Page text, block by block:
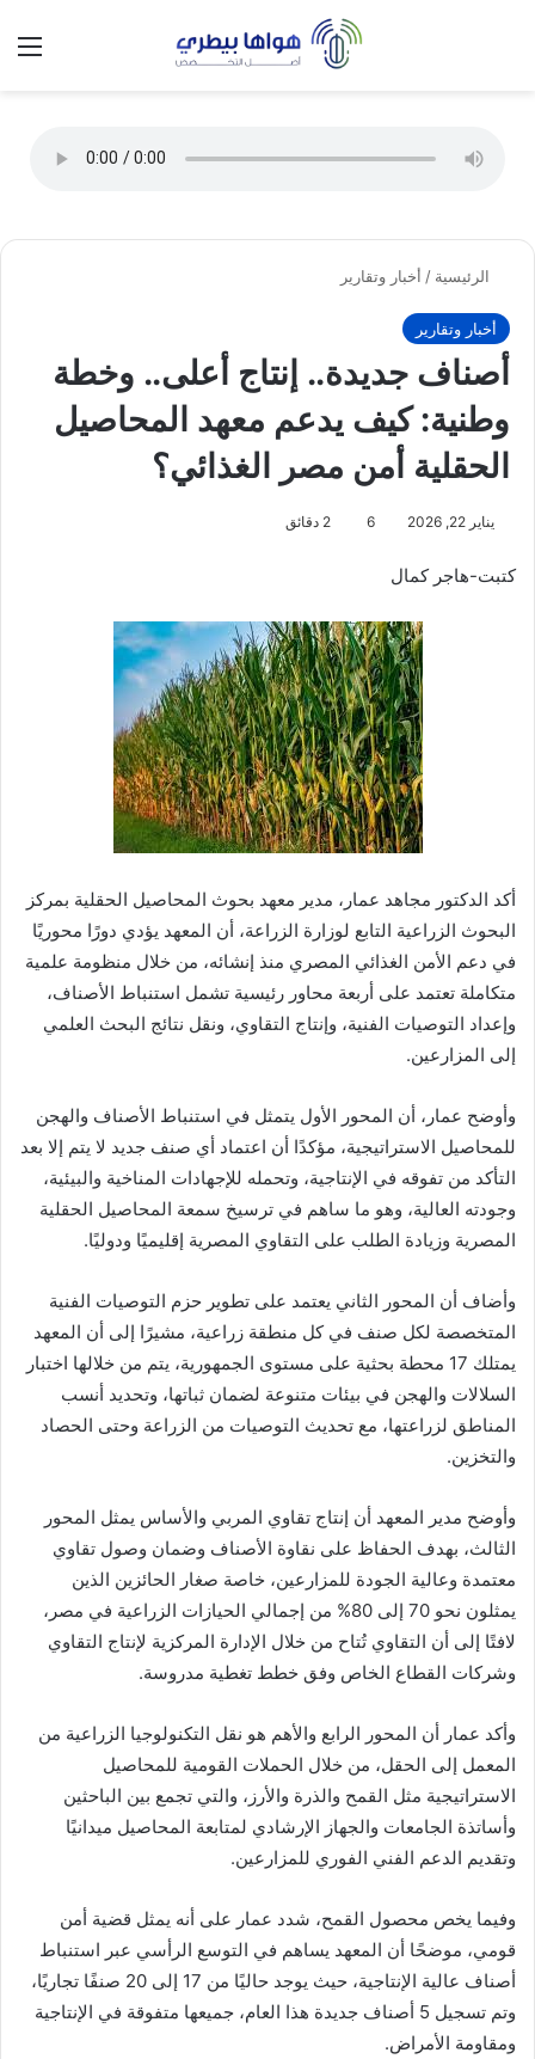
الوضع
الرئيسية / أخبار وتقارير
أخبار وتقارير
أصناف جديدة.. إنتاج أعلى.. وخطة
وطنية: كيف يدعم معهد المحاصيل
الحقلية أمن مصر الغذائي؟
يناير 22, 2026 6
كتبت-هاجر كمال
أكد الدكتور مجاهد عمار، مدير معهد بحوث المحاصيل الحقلية بمركز
البحوث الزراعية التابع لوزارة الزراعة، أن المعهد يؤدي دورًا محوريًا
في دعم الأمن الغذائي المصري منذ إنشائه، من خلال منظومة علمية
متكاملة تعتمد على أربعة محاور رئيسية تشمل استنباط الأصناف،
وإعداد التوصيات الفنية، وإنتاج التقاوي، ونقل نتائج البحث العلمي
إلى المزارعين.
وأوضح عمار، أن المحور الأول يتمثل في استنباط الأصناف والهجن
للمحاصيل الاستراتيجية، مؤكدًا أن اعتماد أي صنف جديد لا يتم إلا بعد
التأكد من تفوقه في الإنتاجية، وتحمله للإجهادات المناخية والبيئية،
وجودته العالية، وهو ما ساهم في ترسيخ سمعة المحاصيل الحقلية
المصرية وزيادة الطلب على التقاوي المصرية إقليميًا ودوليًا.
وأضاف أن المحور الثاني يعتمد على تطوير حزم التوصيات الفنية
المتخصصة لكل صنف في كل منطقة زراعية، مشيرًا إلى أن المعهد
يمتلك 17 محطة بحثية على مستوى الجمهورية، يتم من خلالها اختبار
السلالات والهجن في بيئات متنوعة لضمان ثباتها، وتحديد أنسب
المناطق لزراعتها، مع تحديث التوصيات من الزراعة وحتى الحصاد
والتخزين.
وأوضح مدير المعهد أن إنتاج تقاوي المربي والأساس يمثل المحور
الثالث، بهدف الحفاظ على نقاوة الأصناف وضمان وصول تقاوي
معتمدة وعالية الجودة للمزارعين، خاصة صغار الحائزين الذين
يمثلون نحو 70 إلى 80% من إجمالي الحيازات الزراعية في مصر،
لافتًا إلى أن التقاوي تُتاح من خلال الإدارة المركزية لإنتاج التقاوي
وشركات القطاع الخاص وفق خطط تغطية مدروسة.
وأكد عمار أن المحور الرابع والأهم هو نقل التكنولوجيا الزراعية من
المعمل إلى الحقل، من خلال الحملات القومية للمحاصيل
الاستراتيجية مثل القمح والذرة والأرز، والتي تجمع بين الباحثين
وأساتذة الجامعات والجهاز الإرشادي لمتابعة المحاصيل ميدانيًا
وتقديم الدعم الفني الفوري للمزارعين.
وفيما يخص محصول القمح، شدد عمار على أنه يمثل قضية أمن
قومي، موضحًا أن المعهد يساهم في التوسع الرأسي عبر استنباط
أصناف عالية الإنتاجية، حيث يوجد حاليًا من 17 إلى 20 صنفًا تجاريًا،
وتم تسجيل 5 أصناف جديدة هذا العام، جميعها متفوقة في الإنتاجية
ومقاومة الأمراض.